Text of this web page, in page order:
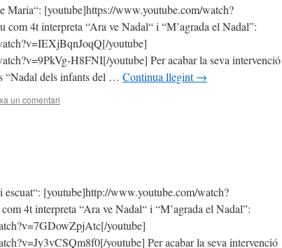
Maria“: [youtube]https://www.youtube.com/watch?
4t interpreta “Ara ve Nadal“ i “M’agrada el Nadal”:
youtube]
H8FNI[/youtube] Per acabar la seva intervenció
“Nadal dels infants del … Continua llegint→
un comentari
[youtube]http://www.youtube.com/watch?
4t interpreta “Ara ve Nadal“ i “M’agrada el Nadal”:
youtube]
youtube] Per acabar la seva intervenció